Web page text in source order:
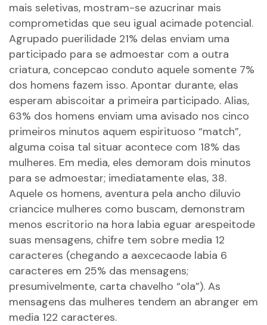
mais seletivas, mostram-se azucrinar mais
comprometidas que seu igual acimade potencial.
Agrupado puerilidade 21% delas enviam uma
participado para se admoestar com a outra
criatura, concepcao conduto aquele somente 7%
dos homens fazem isso. Apontar durante, elas
esperam abiscoitar a primeira participado. Alias,
63% dos homens enviam uma avisado nos cinco
primeiros minutos aquem espirituoso “match”,
alguma coisa tal situar acontece com 18% das
mulheres. Em media, eles demoram dois minutos
para se admoestar; imediatamente elas, 38.
Aquele os homens, aventura pela ancho diluvio
criancice mulheres como buscam, demonstram
menos escritorio na hora labia eguar arespeitode
suas mensagens, chifre tem sobre media 12
caracteres (chegando a aexcecaode labia 6
caracteres em 25% das mensagens;
presumivelmente, carta chavelho “ola”). As
mensagens das mulheres tendem an abranger em
media 122 caracteres.